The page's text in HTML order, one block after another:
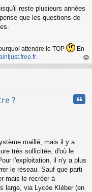
reste plusieurs années
que les questions de
attendre le TOP
En
au
?
maillé, mais il y a
très sollicitée, d'où le
l'exploitation, il n'y a plus
le réseau. Sauf que parti
mais le recréer à
large, via Lycée Kléber (en